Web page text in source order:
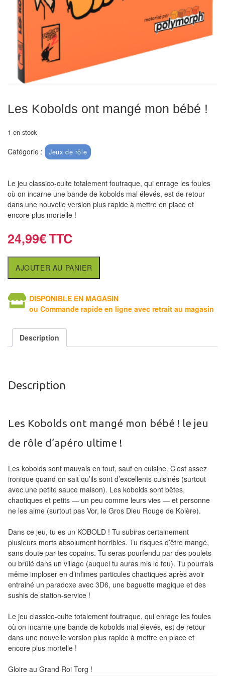
air
Pendules
Echiquier
pour
aveugles
d'échecs
Livres
en
Livres
en
français
Tables
Accessoires
Jeux
de
société
Jeux
de
Collectionner
Les
les
enfants
Pour
la
famille
Pour
les
initiés
Pour
les
experts
En
solitaire
Les Kobolds ont mangé mon bébé !
1 en stock
Catégorie : Jeux de rôle
Le jeu classico-culte totalement foutraque, qui enrage les foules
où on incarne une bande de kobolds mal élevés, est de retour
dans une nouvelle version plus rapide à mettre en place et
encore plus mortelle !
24,99€
AJOUTER AU PANIER
DISPONIBLE EN MAGASIN
ou Commande rapide en ligne avec retrait au magasin
Description
Description
Les Kobolds ont mangé mon bébé ! le jeu
de rôle d’apéro ultime !
Les kobolds sont mauvais en tout, sauf en cuisine. C’est assez
ironique quand on sait qu’ils sont d’excellents cuisinés (surtout
avec une petite sauce maison). Les kobolds sont bêtes,
chaotiques et petits — un peu comme leurs vies — et personne
ne les aime (surtout pas Vor, le Gros Dieu Rouge de Kolère).
Dans ce jeu, tu es un KOBOLD ! Tu subiras certainement
plusieurs morts absolument horribles. Tu risques d’être mangé,
sans doute par tes copains. Tu seras pourfendu par des poulets
ou brûlé dans un village (auquel tu auras mis le feu). Tu pourrais
même imploser en d’infimes particules chaotiques après avoir
entrainé un paradoxe avec 3D6, une baguette magique et des
sushis de station-service !
Le jeu classico-culte totalement foutraque, qui enrage les foules
où on incarne une bande de kobolds mal élevés, est de retour
dans une nouvelle version plus rapide à mettre en place et
encore plus mortelle !
Gloire au Grand Roi Torg !